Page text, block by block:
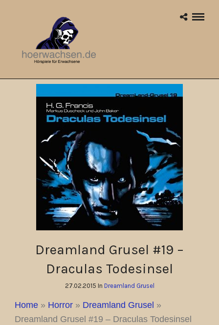
Dreamland Grusel #19 –
Draculas Todesinsel
27.02.2015 In Dreamland Grusel
Home » Horror » Dreamland Grusel »
Dreamland Grusel #19 – Draculas Todesinsel